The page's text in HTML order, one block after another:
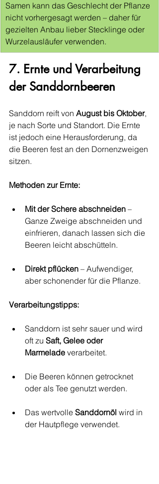
Samen kann das Geschlecht der Pflanze
nicht vorhergesagt werden – daher für
gezielten Anbau lieber Stecklinge oder
Wurzelausläufer verwenden.
7. Ernte und Verarbeitung
der Sanddornbeeren
Sanddorn reift von August bis Oktober,
je nach Sorte und Standort. Die Ernte
ist jedoch eine Herausforderung, da
die Beeren fest an den Dornenzweigen
sitzen.
Methoden zur Ernte:
Mit der Schere abschneiden –
Ganze Zweige abschneiden und
einfrieren, danach lassen sich die
Beeren leicht abschütteln.
Direkt pflücken – Aufwendiger,
aber schonender für die Pflanze.
Verarbeitungstipps:
Sanddorn ist sehr sauer und wird
oft zu Saft, Gelee oder
Marmelade verarbeitet.
Die Beeren können getrocknet
oder als Tee genutzt werden.
Das wertvolle Sanddornöl wird in
der Hautpflege verwendet.